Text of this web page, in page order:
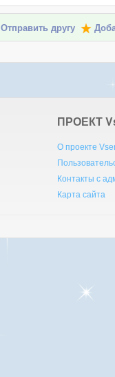
Отправить другу
ПРОЕКТ V
О проекте
Контакты с
Карта сайта